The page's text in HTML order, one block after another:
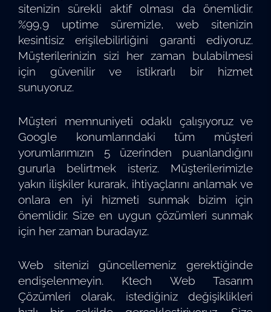
sitenizin sürekli aktif olması da önemlidir.
%99,9 uptime süremizle, web sitenizin
kesintisiz erişilebilirliğini garanti ediyoruz.
Müşterilerinizin sizi her zaman bulabilmesi
için güvenilir ve istikrarlı bir hizmet
sunuyoruz.
Müşteri memnuniyeti odaklı çalışıyoruz ve
Google konumlarındaki tüm müşteri
yorumlarımızın 5 üzerinden puanlandığını
gururla belirtmek isteriz. Müşterilerimizle
yakın ilişkiler kurarak, ihtiyaçlarını anlamak ve
onlara en iyi hizmeti sunmak bizim için
önemlidir. Size en uygun çözümleri sunmak
için her zaman buradayız.
Web sitenizi güncellemeniz gerektiğinde
endişelenmeyin. Ktech Web Tasarım
Çözümleri olarak, istediğiniz değişiklikleri